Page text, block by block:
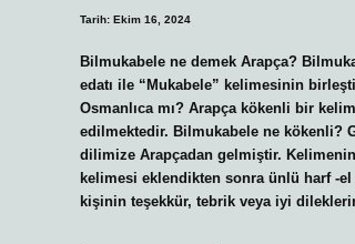
Tarih: Ekim 16, 2024
Bilmukabele ne demek Arapça?
edatı ile “Mukabele” kelimesinin
Osmanlıca mı? Arapça kökenli bir
edilmektedir. Bilmukabele ne kökenli?
dilimize Arapçadan gelmiştir.
kelimesi eklendikten sonra ünlü harf -
kişinin teşekkür, tebrik veya iyi